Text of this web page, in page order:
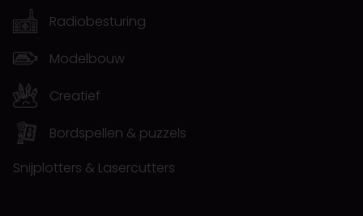
Radiobesturing
Modelbouw
Creatief
Bordspellen & puzzels
Snijplotters & Lasercutters